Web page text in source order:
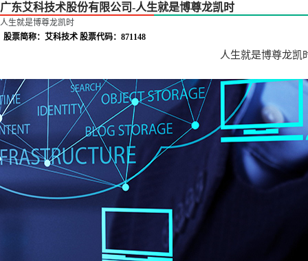
广东艾科技术股份有限公司-人生就是博尊龙凯时
人生就是博尊龙凯时
股票简称：艾科技术 股票代码：871148
人生就是博尊龙凯